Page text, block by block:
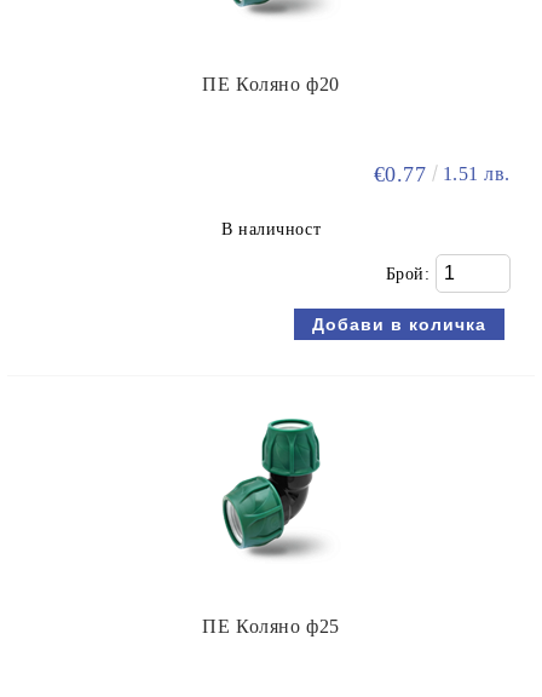
ПЕ Коляно ф20
€0.77 1.51 лв.
В наличност
Брой:
ПЕ Коляно ф25